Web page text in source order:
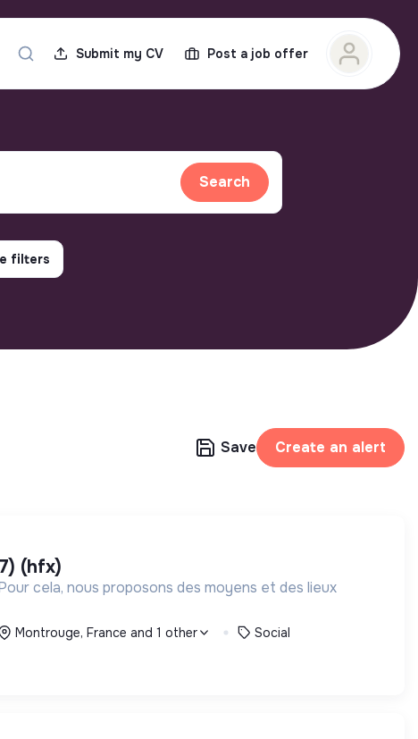
Submit my CV Post a job offer
Search
filters
Save Create an alert
(hfx)
cela, nous proposons des moyens et des lieux
Montrouge, France and 1 other Social